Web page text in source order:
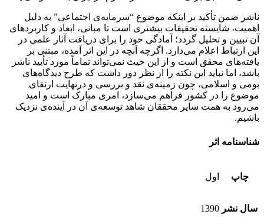
ناشر ضمن تأکید بر اینکه موضوع “سرمایه‌ی اجتماعی” به دلیل
اهمیت، شایسته تحقیقات بیشتری است تا مبانی، ابعاد و کاربردهای
آن تبیین و تحلیل گردد؛ آمادگی خود را برای دریافت آثار علمی در
این ارتباط اعلام می‌دارد. اگرچه آنچه در این اثر آمده، مبتنی بر
یافته‌های محقق است و از این حیث نمی‌تواند تماماً مورد تأیید ناشر
باشد، اما نباید این نکته را از نظر دور داشت که طرح دیدگاه‌های
بومی و اسلامی، چون زمینه‌ی نقد و بررسی و درنهایت ارتقای
موضوع را در کشور فراهم می‌سازد، امری مبارک است و امید
می‌رود به همت سایر محققان شاهد توسعه‌ی آن در آینده‌ی نزدیک
باشیم.
شناسنامه اثر
چاپ اول
سال نشر 1390